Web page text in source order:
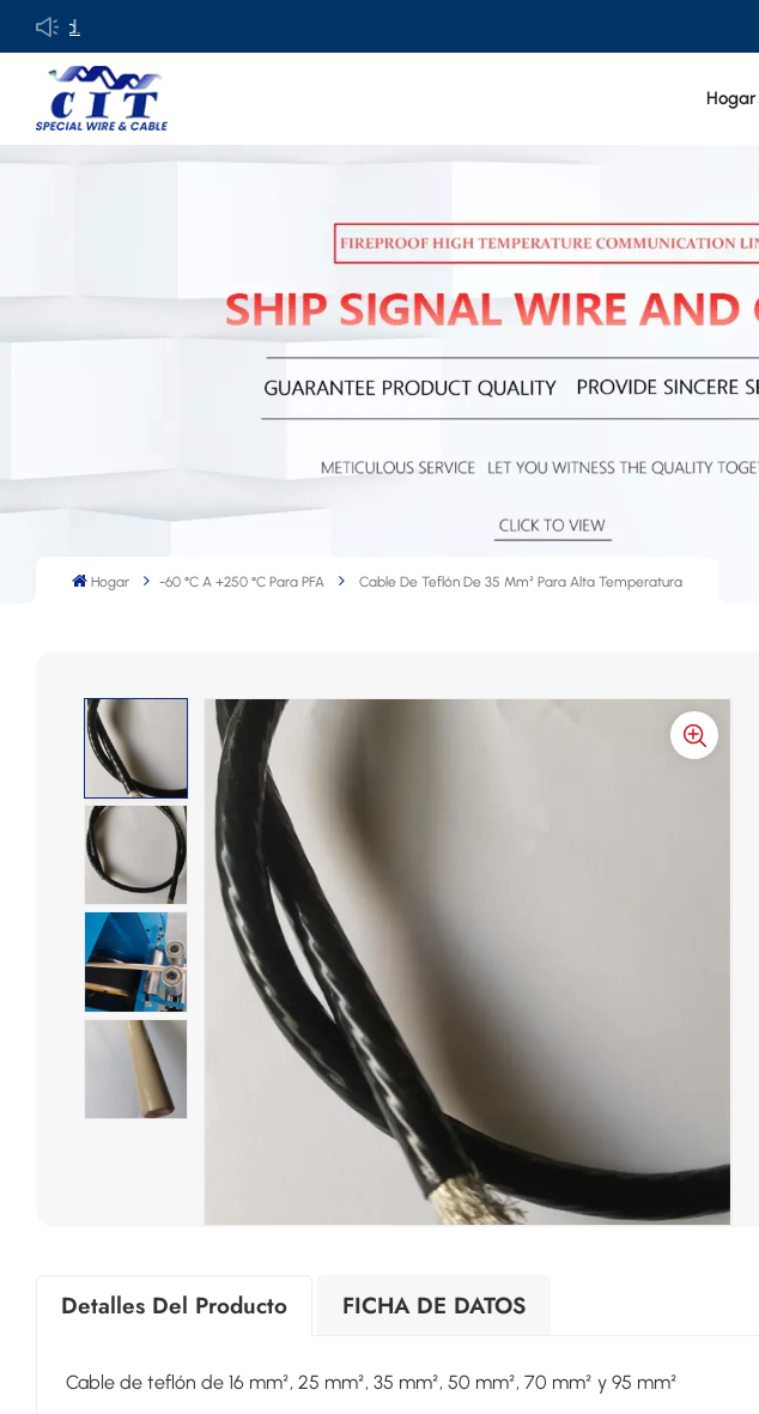
Hogar
Hogar -60 °C A +250 °C Para PFA Cable De Teflón De 35 Mm² Para Alta Temperatura
Detalles Del Producto FICHA DE DATOS
Cable de teflón de 16 mm², 25 mm², 35 mm², 50 mm², 70 mm² y 95 mm²